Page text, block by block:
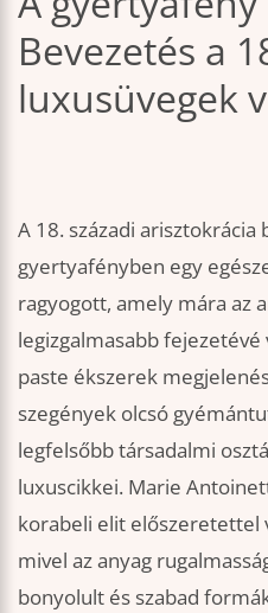
Bevezetés a
luxusüvegek
A 18. századi
gyertyafényben egy
ragyogott, amely mára az
legizgalmasabb
paste ékszerek
szegények olcsó
legfelsőbb társadalmi
luxuscikkei. Marie
korabeli elit előszeretettel
mivel az anyag
bonyolult és szabad